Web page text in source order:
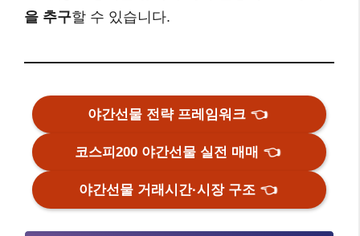
을 추구할 수 있습니다.
야간선물 전략 프레임워크👈
코스피200 야간선물 실전 매매👈
야간선물 거래시간·시장 구조👈